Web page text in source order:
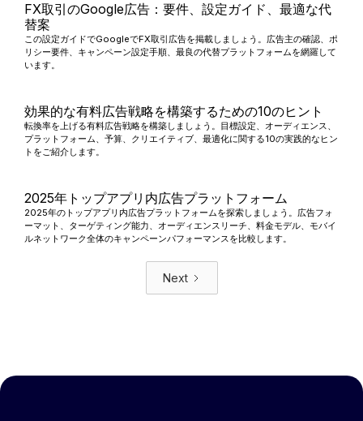
FX取引のGoogle広告：要件、設定ガイド、最適な代
替案
この設定ガイドでGoogleでFX取引広告を掲載しましょう。広告主の確認、ポ
リシー要件、キャンペーン設定手順、最良の代替プラットフォームを網羅して
います。
効果的な有料広告戦略を構築するための10のヒント
転換率を上げる有料広告戦略を構築しましょう。目標設定、オーディエンス、
プラットフォーム、予算、クリエイティブ、最適化に関する10の実践的なヒン
トをご紹介します。
2025年トップアプリ内広告プラットフォーム
2025年のトップアプリ内広告プラットフォームを探索しましょう。広告フォ
ーマット、ターゲティング能力、オーディエンスリーチ、料金モデル、モバイ
ルネットワーク全体のキャンペーンパフォーマンスを比較します。
Next